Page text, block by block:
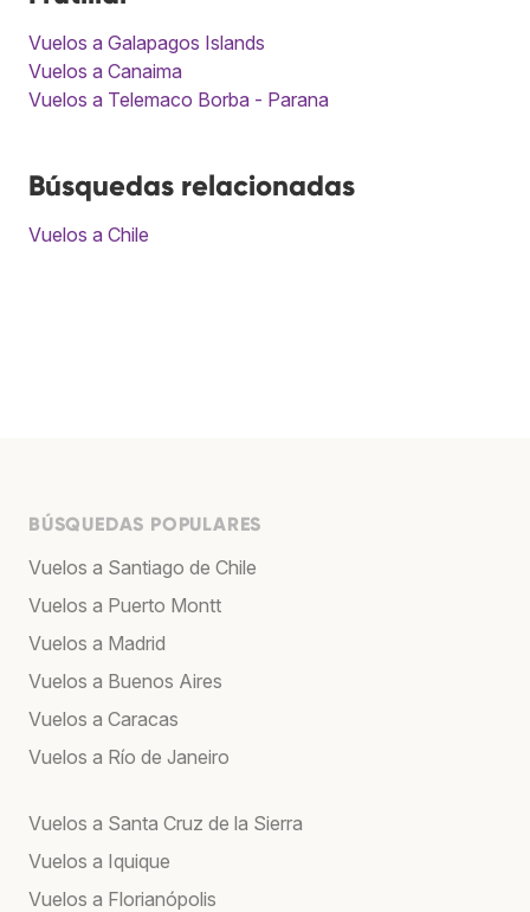
Vuelos a Galapagos Islands
Vuelos a Canaima
Vuelos a Telemaco Borba - Parana
Búsquedas relacionadas
Vuelos a Chile
BÚSQUEDAS POPULARES
Vuelos a Santiago de Chile
Vuelos a Puerto Montt
Vuelos a Madrid
Vuelos a Buenos Aires
Vuelos a Caracas
Vuelos a Río de Janeiro
Vuelos a Santa Cruz de la Sierra
Vuelos a Iquique
Vuelos a Florianópolis